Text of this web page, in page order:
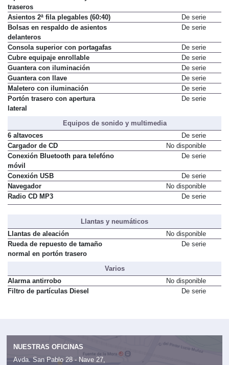
traseros
Asientos 2ª fila plegables (60:40)
De serie
Bolsas en respaldo de asientos
delanteros
De serie
Consola superior con portagafas
De serie
Cubre equipaje enrollable
De serie
Guantera con iluminación
De serie
Guantera con llave
De serie
Maletero con iluminación
De serie
Portón trasero con apertura
lateral
De serie
Equipos de sonido y multimedia
6 altavoces
De serie
Cargador de CD
No disponible
Conexión Bluetooth para telefóno
móvil
De serie
Conexión USB
De serie
Navegador
No disponible
Radio CD MP3
De serie
Llantas y neumáticos
Llantas de aleación
No disponible
Rueda de repuesto de tamaño
normal en portón trasero
De serie
Varios
Alarma antirrobo
No disponible
Filtro de partículas Diesel
De serie
NUESTRAS OFICINAS
Avda. San Pablo 28 - Nave 27,